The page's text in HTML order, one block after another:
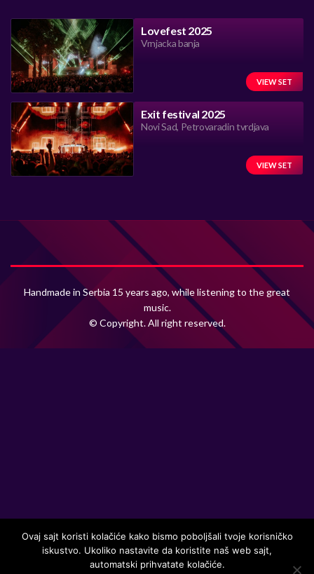
Lovefest 2025
Vrnjacka banja
VIEW SET
Exit festival 2025
Novi Sad, Petrovaradin tvrdjava
VIEW SET
Handmade in Serbia 15 years ago, while listening to the great
music.
© Copyright. All right reserved.
Ovaj sajt koristi kolačiće kako bismo poboljšali tvoje korisničko
iskustvo. Ukoliko nastavite da koristite naš web sajt,
automatski prihvatate kolačiće.